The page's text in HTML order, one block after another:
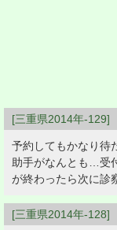
[三重県2014年-
予約してもかなり待
助手がなんとも…受
が終わったら次に診
[三重県2014年-